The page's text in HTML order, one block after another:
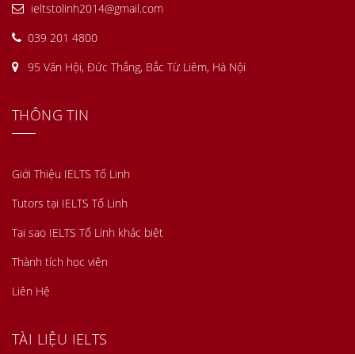
ieltstolinh2014@gmail.com
039 201 4800
95 Văn Hội, Đức Thắng, Bắc Từ Liêm, Hà Nội
THÔNG TIN
Giới Thiệu IELTS Tố Linh
Tutors tại IELTS Tố Linh
Tại sao IELTS Tố Linh khác biệt
Thành tích học viên
Liên Hệ
TÀI LIỆU IELTS